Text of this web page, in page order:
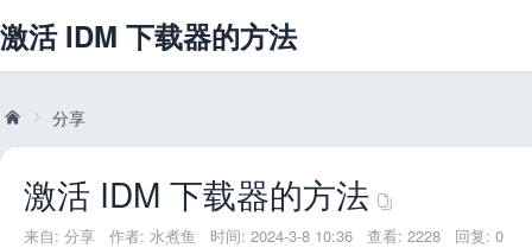
激活 IDM 下载器的方法
»
分享
激活 IDM 下载器的方法
来自: 分享 作者: 水煮鱼 时间: 2024-3-8 10:36 查看: 2228 回复: 0